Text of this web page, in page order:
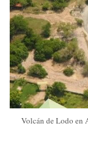
Volcán de Lodo en